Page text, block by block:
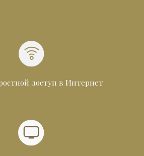
доступ в Интернет